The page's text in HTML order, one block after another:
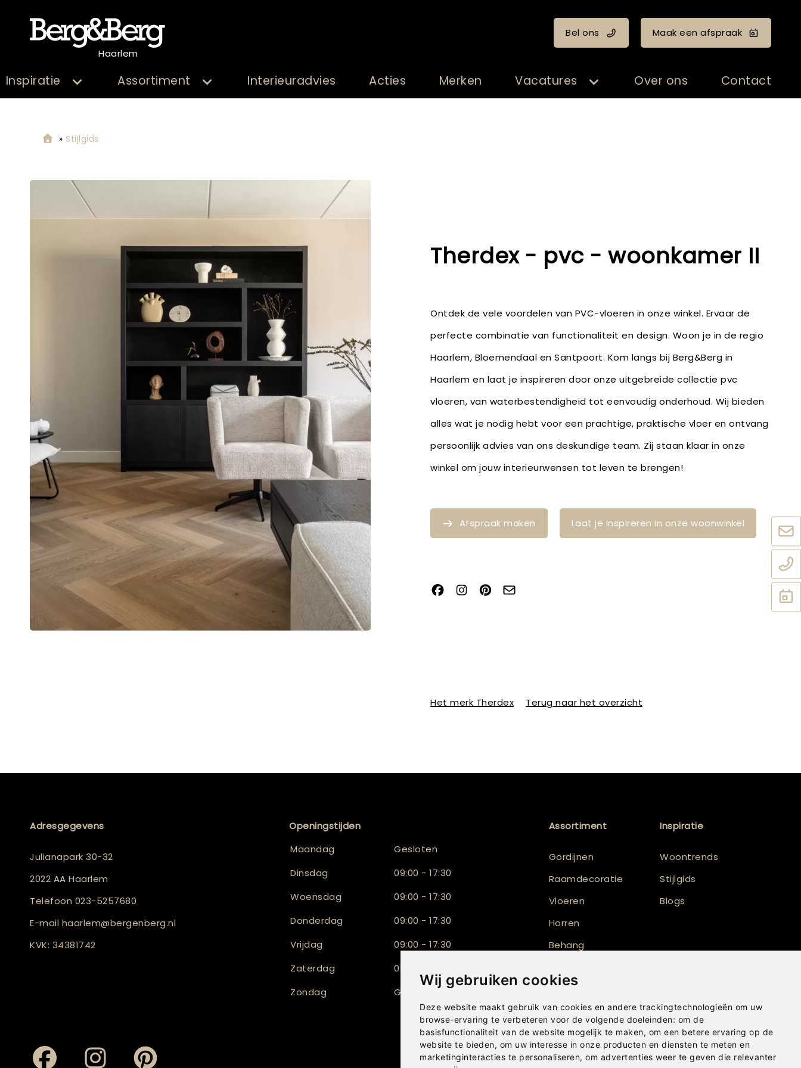
Wij gebruiken cookies
Deze website maakt gebruik van cookies en andere trackingtechnologieën om uw
browse-ervaring te verbeteren voor de volgende doeleinden: om de
basisfunctionaliteit van de website mogelijk te maken, om een betere ervaring op de
website te bieden, om uw interesse in onze producten en diensten te meten en
marketinginteracties te personaliseren, om advertenties weer te geven die relevanter
Haarlem
Bel ons Maak een afspraak
Inspiratie Assortiment Interieuradvies Acties Merken Vacatures Over ons Contact
» Stijlgids
Therdex - pvc - woonkamer II
Ontdek de vele voordelen van PVC-vloeren in onze winkel. Ervaar de
perfecte combinatie van functionaliteit en design. Woon je in de regio
Haarlem, Bloemendaal en Santpoort. Kom langs bij Berg&Berg in
Haarlem en laat je inspireren door onze uitgebreide collectie pvc
vloeren, van waterbestendigheid tot eenvoudig onderhoud. Wij bieden
alles wat je nodig hebt voor een prachtige, praktische vloer en ontvang
persoonlijk advies van ons deskundige team. Zij staan klaar in onze
winkel om jouw interieurwensen tot leven te brengen!
Afspraak maken Laat je inspireren in onze woonwinkel
Het merk Therdex Terug naar het overzicht
Adresgegevens
Julianapark 30-32
2022 AA Haarlem
Telefoon 023-5257680
E-mail haarlem@bergenberg.nl
KVK: 34381742
Openingstijden
Maandag
Gesloten
Dinsdag
09:00 - 17:30
Woensdag
09:00 - 17:30
Donderdag
09:00 - 17:30
Vrijdag
09:00 - 17:30
Zaterdag
09:30 - 17:00
Zondag
Gesloten
Assortiment
Gordijnen
Raamdecoratie
Vloeren
Horren
Behang
Shutters
Inspiratie
Woontrends
Stijlgids
Blogs